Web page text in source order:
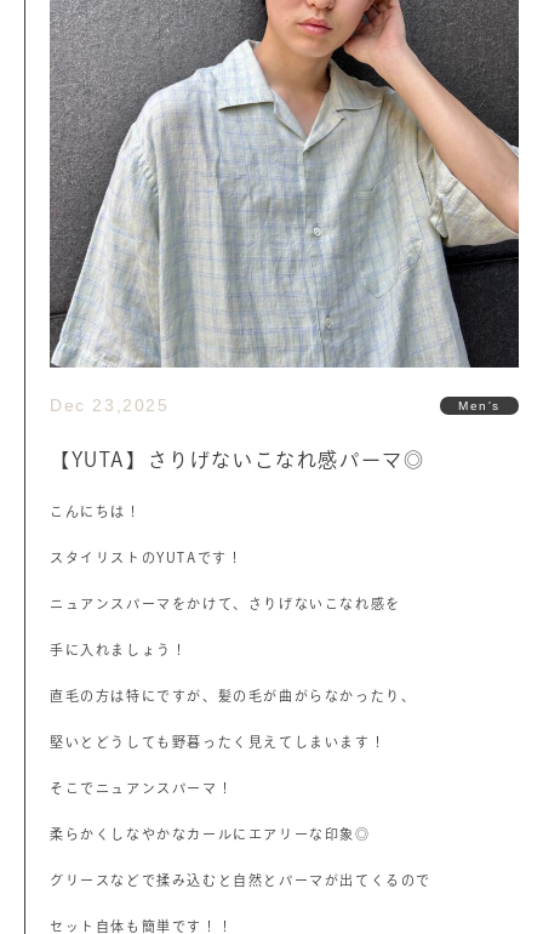
Dec 23,2025 Men's
【YUTA】さりげないこなれ感パーマ◎
こんにちは！
スタイリストのYUTAです！
ニュアンスパーマをかけて、さりげないこなれ感を
手に入れましょう！
直毛の方は特にですが、髪の毛が曲がらなかったり、
堅いとどうしても野暮ったく見えてしまいます！
そこでニュアンスパーマ！
柔らかくしなやかなカールにエアリーな印象◎
グリースなどで揉み込むと自然とパーマが出てくるので
セット自体も簡単です！！